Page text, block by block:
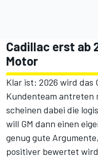
Cadillac erst ab
Motor
Klar ist: 2026 wird das
Kundenteam antreten
scheinen dabei die
will GM dann einen
genug gute
positiver bewertet